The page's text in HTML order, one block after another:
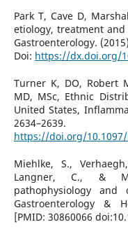
Park T, Cave D,
etiology, treatment
Gastroenterology.
Doi: https://dx.doi.org/
Turner K, DO, Robert
MD, MSc, Ethnic
United States,
https://doi.org/10.1097/
Miehlke, S.,
Langner, C., &
pathophysiology and
Gastroenterology &
[PMID: 30860066